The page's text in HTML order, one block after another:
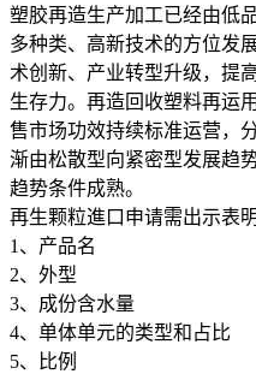
塑胶再造生产加工已经由低
多种类、高新技术的方位发
术创新、产业转型升级，提
生存力。再造回收塑料再运
售市场功效持续标准运营，
渐由松散型向紧密型发展趋
趋势条件成熟。
再生颗粒進口申请需出示表明
1、产品名
2、外型
3、成份含水量
4、单体单元的类型和占比
5、比例